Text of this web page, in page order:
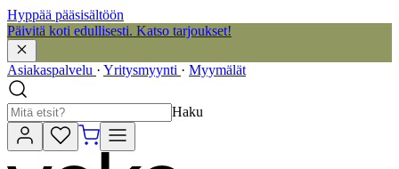
Hyppää pääsisältöön
Päivitä koti edullisesti. Katso tarjoukset!
Asiakaspalvelu · Yritysmyynti · Myymälät
Haku